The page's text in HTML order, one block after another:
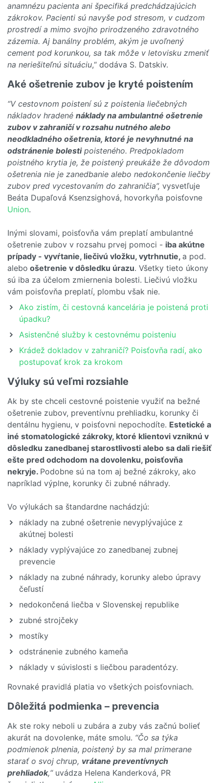
anamnézu pacienta ani špecifiká predchádzajúcich
zákrokov. Pacienti sú navyše pod stresom, v cudzom
prostredí a mimo svojho prirodzeného zdravotného
zázemia. Aj banálny problém, akým je uvoľnený
cement pod korunkou, sa tak môže v letovisku zmeniť
na neriešiteľnú situáciu,“ dodáva S. Datskiv.
Aké ošetrenie zubov je kryté poistením
“V cestovnom poistení sú z poistenia liečebných
nákladov hradené náklady na ambulantné ošetrenie
zubov v zahraničí v rozsahu nutného alebo
neodkladného ošetrenia, ktoré je nevyhnutné na
odstránenie bolestipoisteného. Predpokladom
poistného krytia je, že poistený preukáže že dôvodom
ošetrenia nie je zanedbanie alebo nedokončenie liečby
zubov pred vycestovaním do zahraničia”, vysvetľuje
Beáta Dupaľová Ksenzsighová, hovorkyňa poisťovne
Union.
Inými slovami, poisťovňa vám preplatí ambulantné
ošetrenie zubov v rozsahu prvej pomoci - iba akútne
prípady - vyvŕtanie, liečivú vložku, vytrhnutie, a pod.
alebo ošetrenie v dôsledku úrazu. Všetky tieto úkony
sú iba za účelom zmiernenia bolesti. Liečivú vložku
vám poisťovňa preplatí, plombu však nie.
Ako zistím, či cestovná kancelária je poistená proti
úpadku?
Asistenčné služby k cestovnému poisteniu
Krádež dokladov v zahraničí? Poisťovňa radí, ako
postupovať krok za krokom
Výluky sú veľmi rozsiahle
Ak by ste chceli cestovné poistenie využiť na bežné
ošetrenie zubov, preventívnu prehliadku, korunky či
dentálnu hygienu, v poisťovni nepochodíte. Estetické a
iné stomatologické zákroky, ktoré klientovi vzniknú v
dôsledku zanedbanej starostlivosti alebo sa dali riešiť
ešte pred odchodom na dovolenku, poisťovňa
nekryje. Podobne sú na tom aj bežné zákroky, ako
napríklad výplne, korunky či zubné náhrady.
Vo výlukách sa štandardne nachádzjú:
náklady na zubné ošetrenie nevyplývajúce z
akútnej bolesti
náklady vyplývajúce zo zanedbanej zubnej
prevencie
náklady na zubné náhrady, korunky alebo úpravy
čeľustí
nedokončená liečba v Slovenskej republike
zubné strojčeky
mostíky
odstránenie zubného kameňa
náklady v súvislosti s liečbou paradentózy.
Rovnaké pravidlá platia vo všetkých poisťovniach.
Dôležitá podmienka – prevencia
Ak ste roky neboli u zubára a zuby vás začnú bolieť
akurát na dovolenke, máte smolu. “Čo sa týka
podmienok plnenia, poistený by sa mal primerane
starať o svoj chrup, vrátane preventívnych
prehliadok,“uvádza Helena Kanderková, PR